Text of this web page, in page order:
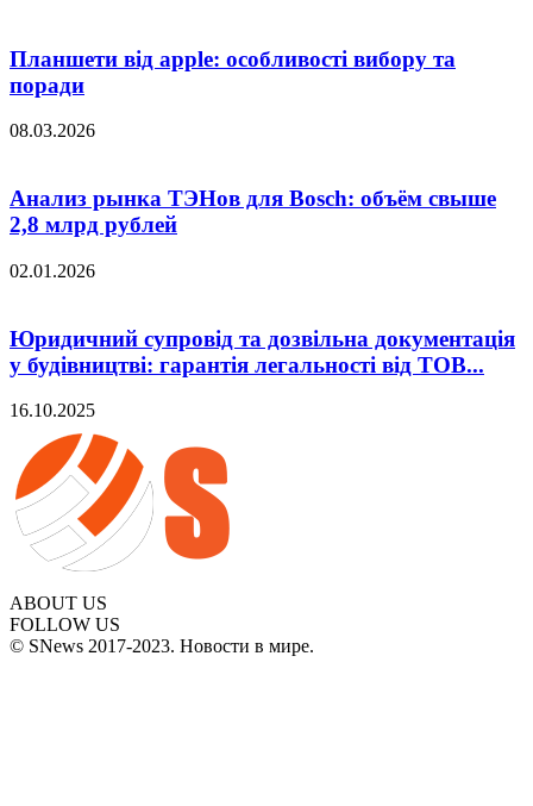
Планшети від apple: особливості вибору та
поради
08.03.2026
Анализ рынка ТЭНов для Bosch: объём свыше
2,8 млрд рублей
02.01.2026
Юридичний супровід та дозвільна документація
у будівництві: гарантія легальності від ТОВ...
16.10.2025
ABOUT US
FOLLOW US
© SNews 2017-2023. Новости в мире.